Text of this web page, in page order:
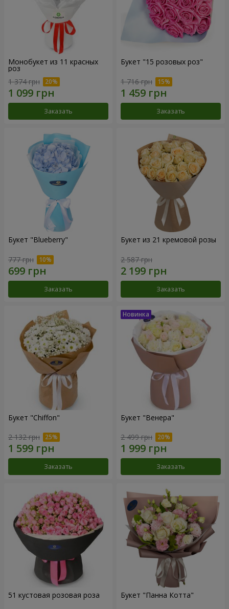
Монобукет из 11 красных
роз
1 374 грн
Заказать
Букет "15 розовых роз"
1 716 грн
Заказать
Букет "Blueberry"
777 грн
Заказать
Букет из 21 кремовой розы
2 587 грн
Заказать
Букет "Chiffon"
2 132 грн
Заказать
Букет "Венера"
2 499 грн
Заказать
51 кустовая розовая роза Букет "Панна Котта"